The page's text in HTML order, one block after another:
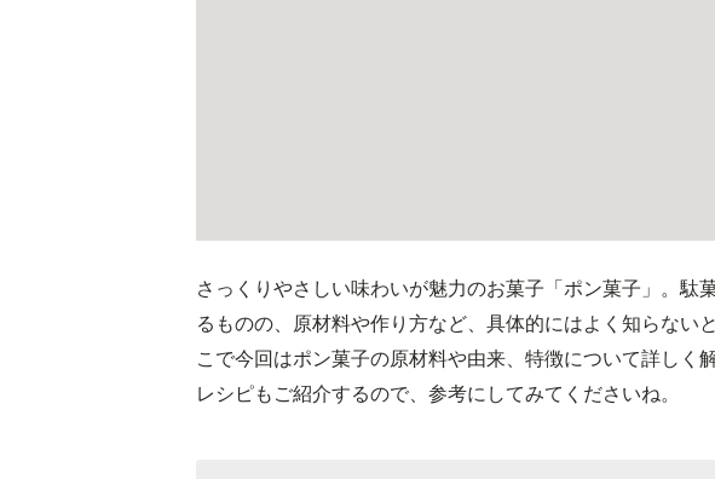
さっくりやさしい味わいが魅力のお菓子「ポン菓子」。駄
るものの、原材料や作り方など、具体的にはよく知らない
こで今回はポン菓子の原材料や由来、特徴について詳しく
レシピもご紹介するので、参考にしてみてくださいね。